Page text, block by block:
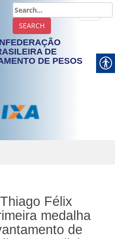
DE
DE PESOS
Félix
medalha
de